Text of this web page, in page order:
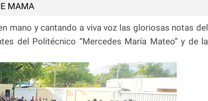
MAMA
mano y cantando a viva voz las gloriosas notas del
del Politécnico “Mercedes María Mateo” y de la